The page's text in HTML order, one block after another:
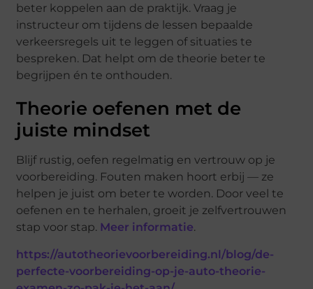
beter koppelen aan de praktijk. Vraag je
instructeur om tijdens de lessen bepaalde
verkeersregels uit te leggen of situaties te
bespreken. Dat helpt om de theorie beter te
begrijpen én te onthouden.
Theorie oefenen met de
juiste mindset
Blijf rustig, oefen regelmatig en vertrouw op je
voorbereiding. Fouten maken hoort erbij — ze
helpen je juist om beter te worden. Door veel te
oefenen en te herhalen, groeit je zelfvertrouwen
stap voor stap. Meer informatie.
https://autotheorievoorbereiding.nl/blog/de-
perfecte-voorbereiding-op-je-auto-theorie-